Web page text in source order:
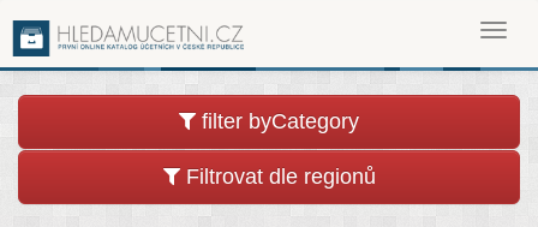
filter byCategory
Filtrovat dle regionů